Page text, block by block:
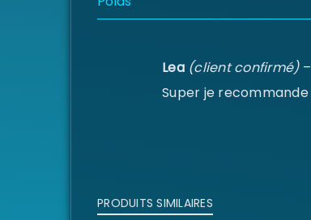
Lea (client confirmé) –
Super je recommande
PRODUITS SIMILAIRES